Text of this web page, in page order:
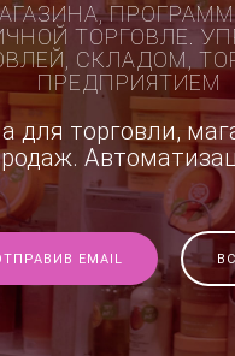
ТОРГОВЛЕ.
СКЛАДОМ,
ПРЕДПРИЯТИЕМ
для торговли,
EMAIL